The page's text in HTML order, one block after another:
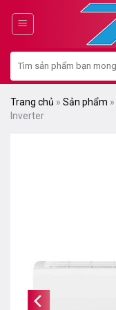
dung
kiếm:
Trang chủ » Sản phẩm »
Inverter